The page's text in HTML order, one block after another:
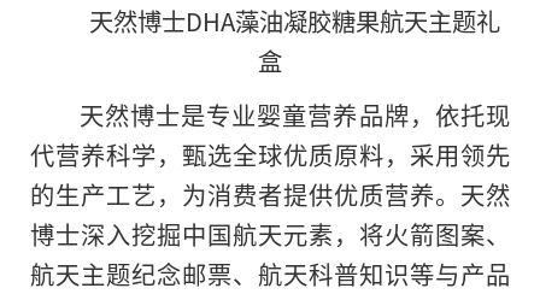
天然博士DHA藻油凝胶糖果航天主题礼
盒
天然博士是专业婴童营养品牌，依托现
代营养科学，甄选全球优质原料，采用领先
的生产工艺，为消费者提供优质营养。天然
博士深入挖掘中国航天元素，将火箭图案、
航天主题纪念邮票、航天科普知识等与产品